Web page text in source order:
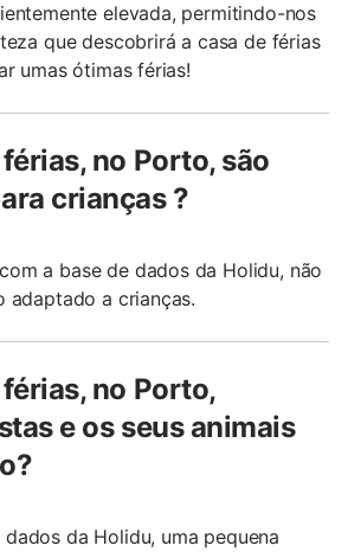
elevada, permitindo-nos
que descobrirá a casa de férias
umas ótimas férias!
no Porto, são
crianças ?
a base de dados da Holidu, não
adaptado a crianças.
no Porto,
e os seus animais
da Holidu, uma pequena